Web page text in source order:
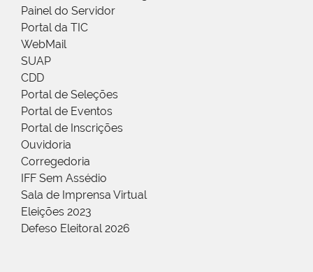
Painel do Servidor
Portal da TIC
WebMail
SUAP
CDD
Portal de Seleções
Portal de Eventos
Portal de Inscrições
Ouvidoria
Corregedoria
IFF Sem Assédio
Sala de Imprensa Virtual
Eleições 2023
Defeso Eleitoral 2026